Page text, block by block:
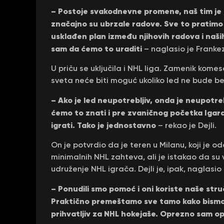
– Postoje svakodnevne promene, naš tim
značajno su ubrzale radove. Sve to
usklađen plan između njihovih radova i
sam da ćemo to uraditi – naglasio je
U priču se uključila i NHL liga. Zamenik
sveta neće biti moguć ukoliko led ne bude
– Ako je led neupotrebljiv, onda je
ćemo to znati i pre zvaničnog početka
igrati. Tako je jednostavno – rekao je Dejli.
On je potvrdio da je teren u Milanu, koji je
minimalnih NHL zahteva, ali je istakao da
udruženje NHL igrača. Dejli je, ipak,
– Ponudili smo pomoć i oni koriste naše
Praktično premeštamo sve tamo kako
prihvatljiv za NHL hokejaše. Oprezno sam